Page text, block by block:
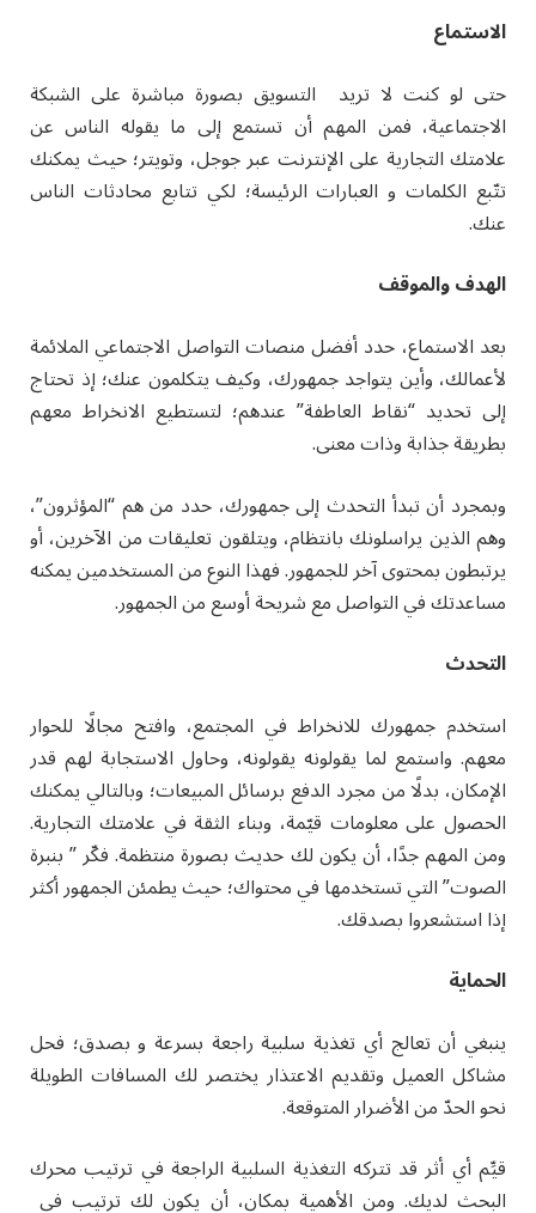
الاستماع
حتى لو كنت لا تريد التسويق بصورة مباشرة على الشبكة
الاجتماعية، فمن المهم أن تستمع إلى ما يقوله الناس عن
علامتك التجارية على الإنترنت عبر جوجل، وتويتر؛ حيث يمكنك
تتّبع الكلمات و العبارات الرئيسة؛ لكي تتابع محادثات الناس
عنك.
الهدف والموقف
بعد الاستماع، حدد أفضل منصات التواصل الاجتماعي الملائمة
لأعمالك، وأين يتواجد جمهورك، وكيف يتكلمون عنك؛ إذ تحتاج
إلى تحديد “نقاط العاطفة” عندهم؛ لتستطيع الانخراط معهم
بطريقة جذابة وذات معنى.
وبمجرد أن تبدأ التحدث إلى جمهورك، حدد من هم “المؤثرون”،
وهم الذين يراسلونك بانتظام، ويتلقون تعليقات من الآخرين، أو
يرتبطون بمحتوى آخر للجمهور. فهذا النوع من المستخدمين يمكنه
مساعدتك في التواصل مع شريحة أوسع من الجمهور.
التحدث
استخدم جمهورك للانخراط في المجتمع، وافتح مجالًا للحوار
معهم. واستمع لما يقولونه يقولونه، وحاول الاستجابة لهم قدر
الإمكان، بدلًا من مجرد الدفع برسائل المبيعات؛ وبالتالي يمكنك
الحصول على معلومات قيّمة، وبناء الثقة في علامتك التجارية.
ومن المهم جدًا، أن يكون لك حديث بصورة منتظمة. فكّر ” بنبرة
الصوت” التي تستخدمها في محتواك؛ حيث يطمئن الجمهور أكثر
إذا استشعروا بصدقك.
الحماية
ينبغي أن تعالج أي تغذية سلبية راجعة بسرعة و بصدق؛ فحل
مشاكل العميل وتقديم الاعتذار يختصر لك المسافات الطويلة
نحو الحدّ من الأضرار المتوقعة.
قيِّم أي أثر قد تتركه التغذية السلبية الراجعة في ترتيب محرك
البحث لديك. ومن الأهمية بمكان، أن يكون لك ترتيب في